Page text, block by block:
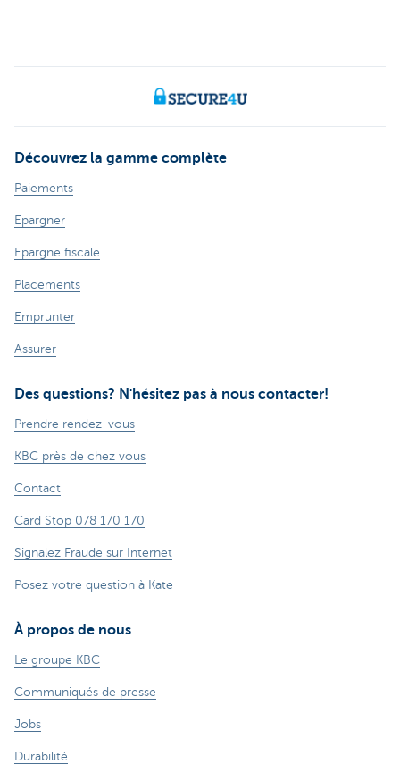
Découvrez la gamme complète
Paiements
Epargner
Epargne fiscale
Placements
Emprunter
Assurer
Des questions? N'hésitez pas à nous contacter!
Prendre rendez-vous
KBC près de chez vous
Contact
Card Stop 078 170 170
Signalez Fraude sur Internet
Posez votre question à Kate
À propos de nous
Le groupe KBC
Communiqués de presse
Jobs
Durabilité